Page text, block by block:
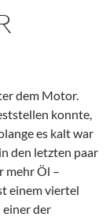
dem Motor.
konnte,
es kalt war
den letzten paar
mehr Öl –
einem viertel
der